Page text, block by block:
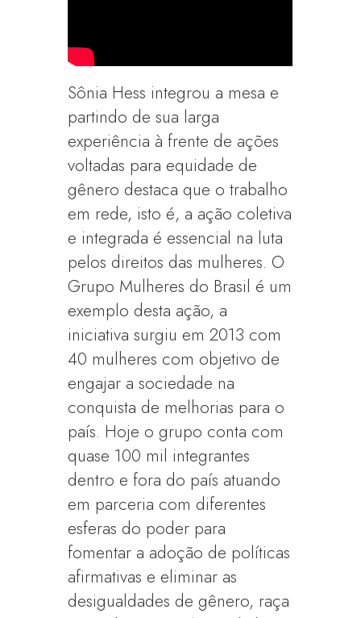
Sônia Hess integrou a mesa e
partindo de sua larga
experiência à frente de ações
voltadas para equidade de
gênero destaca que o trabalho
em rede, isto é, a ação coletiva
e integrada é essencial na luta
pelos direitos das mulheres. O
Grupo Mulheres do Brasil é um
exemplo desta ação, a
iniciativa surgiu em 2013 com
40 mulheres com objetivo de
engajar a sociedade na
conquista de melhorias para o
país. Hoje o grupo conta com
quase 100 mil integrantes
dentro e fora do país atuando
em parceria com diferentes
esferas do poder para
fomentar a adoção de políticas
afirmativas e eliminar as
desigualdades de gênero, raça